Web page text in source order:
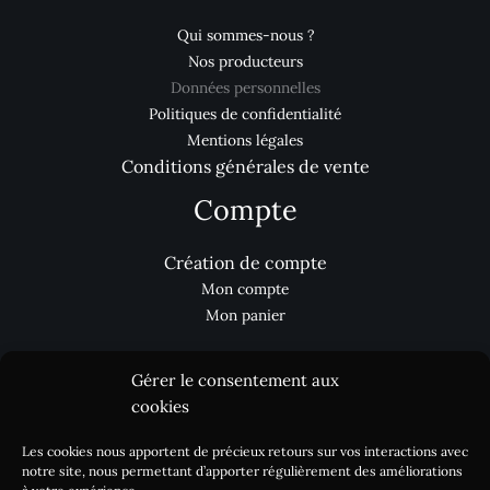
Gérer le consentement aux
cookies
Les cookies nous apportent de précieux retours sur vos interactions avec
notre site, nous permettant d’apporter régulièrement des améliorations
Qui sommes-nous ?
Nos producteurs
Données personnelles
Politiques de confidentialité
Mentions légales
Conditions générales de vente
Compte
Création de compte
Mon compte
Mon panier
Nous contacter
Processus de commande